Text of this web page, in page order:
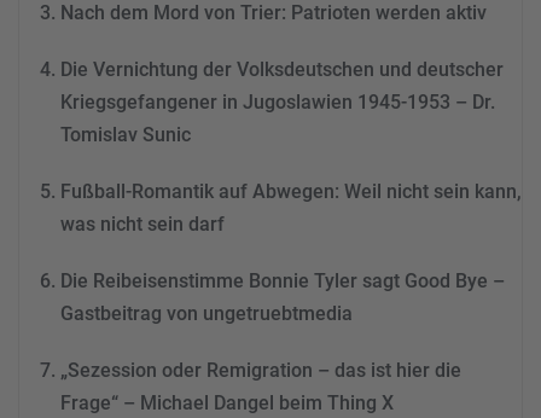
Consent Management
&
Nach dem Mord von Trier: Patrioten werden aktiv
Die Vernichtung der Volksdeutschen und deutscher
Kriegsgefangener in Jugoslawien 1945-1953 – Dr.
Tomislav Sunic
Fußball-Romantik auf Abwegen: Weil nicht sein kann,
was nicht sein darf
Die Reibeisenstimme Bonnie Tyler sagt Good Bye –
Gastbeitrag von ungetruebtmedia
„Sezession oder Remigration – das ist hier die
Frage“ – Michael Dangel beim Thing X